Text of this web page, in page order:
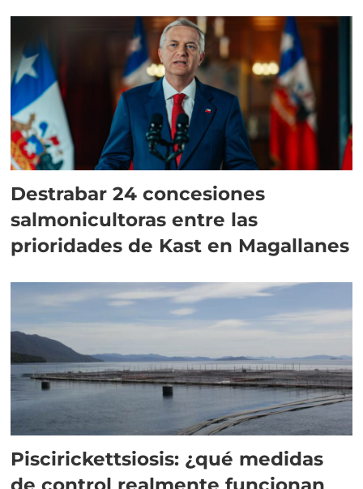
Destrabar 24 concesiones
salmonicultoras entre las
prioridades de Kast en Magallanes
Piscirickettsiosis: ¿qué medidas